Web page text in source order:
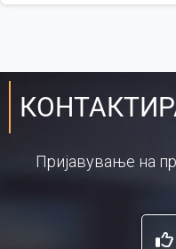
Пријавување на